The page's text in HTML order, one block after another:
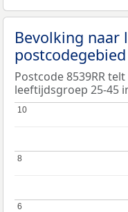
Bevolking naar
postcodegebied
Postcode 8539RR
leeftijdsgroep 25-45
6
6
8
8
10
10